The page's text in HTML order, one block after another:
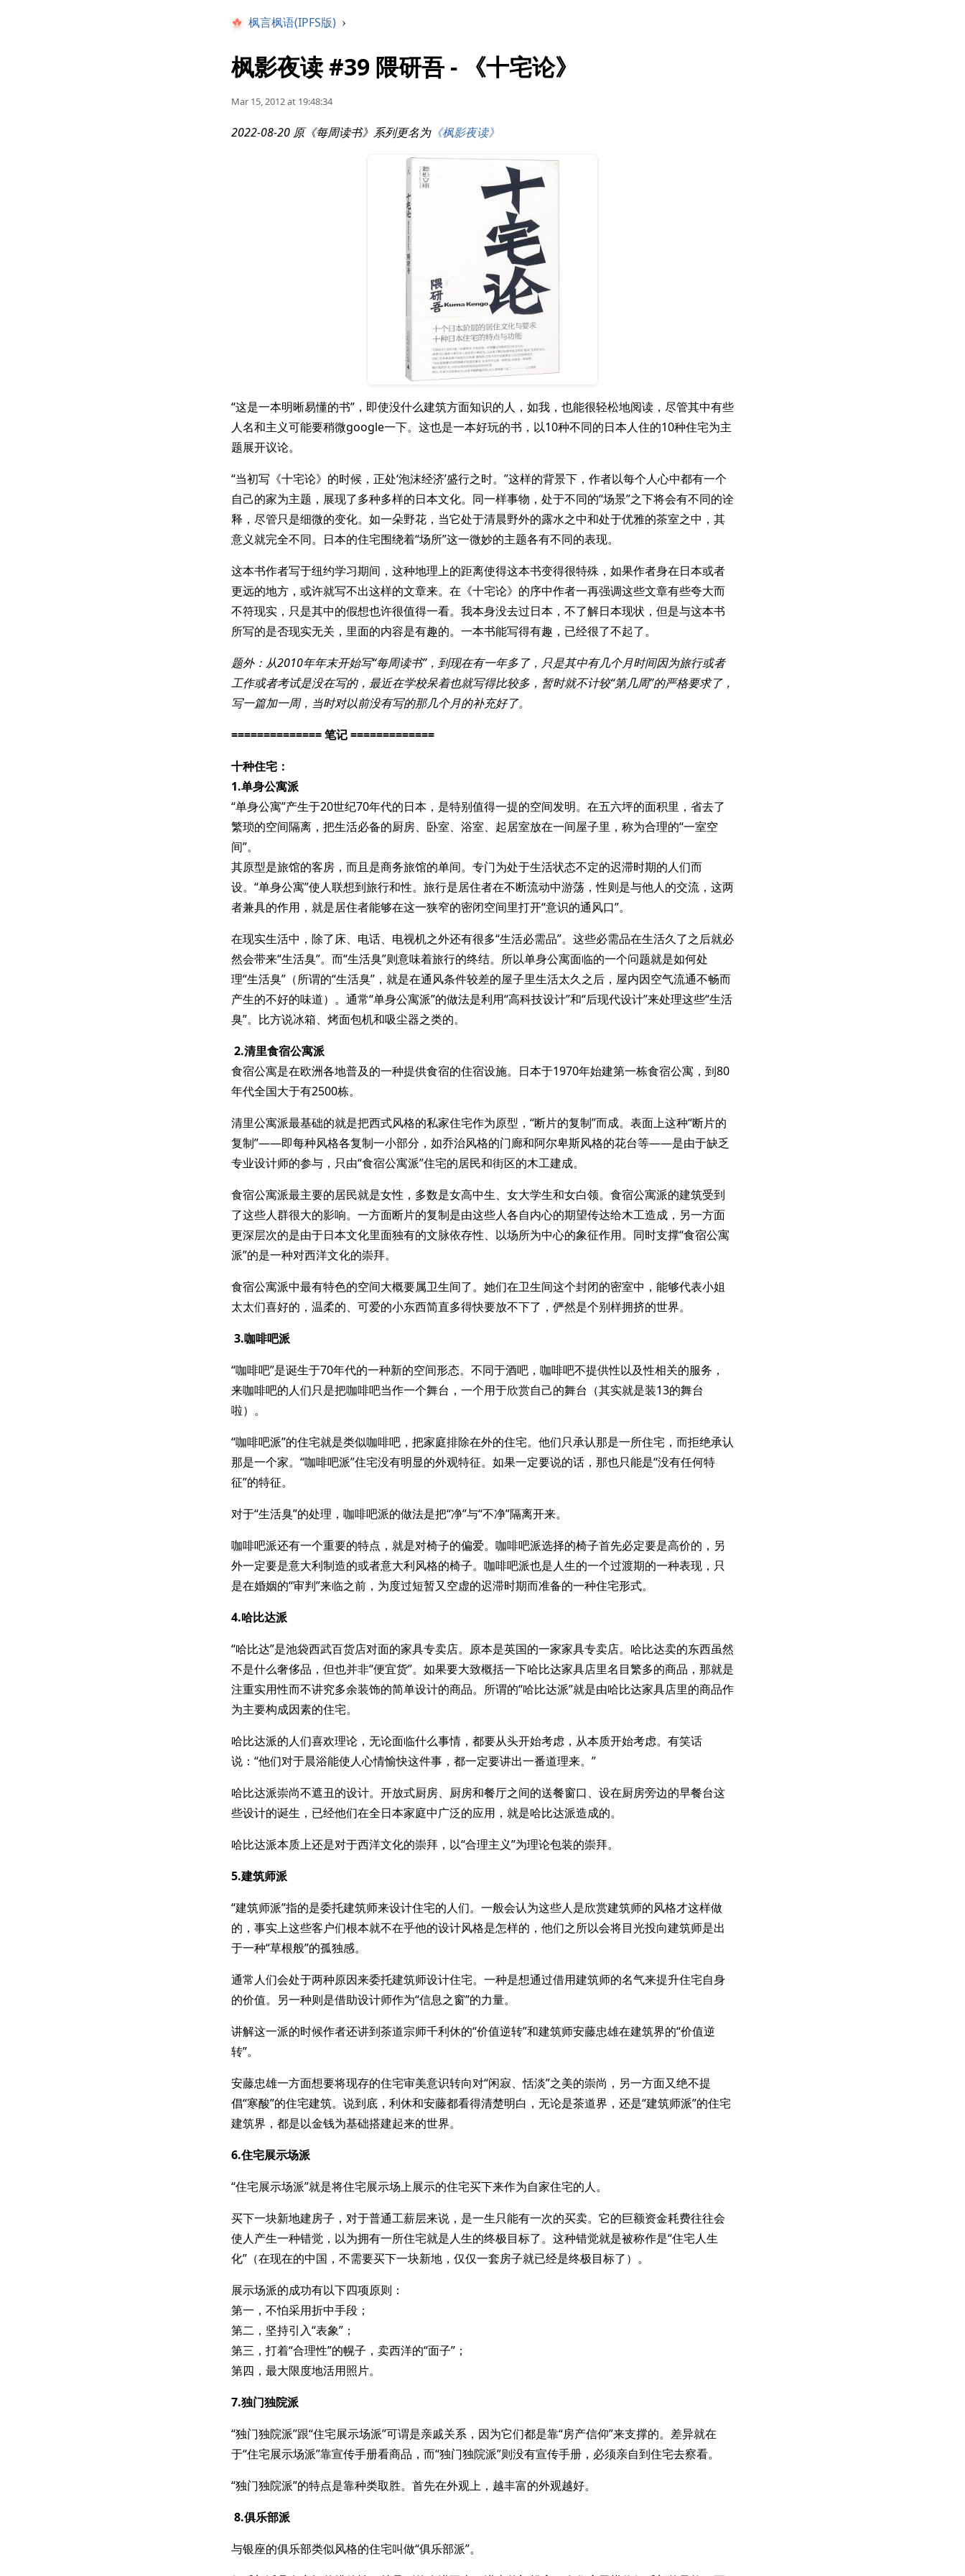
枫言枫语(IPFS版) ›
枫影夜读 #39 隈研吾 - 《十宅论》
Mar 15, 2012 at 19:48:34
2022-08-20 原《每周读书》系列更名为《枫影夜读》
“这是一本明晰易懂的书”，即使没什么建筑方面知识的人，如我，也能很轻松地阅读，尽管其中有些
人名和主义可能要稍微google一下。这也是一本好玩的书，以10种不同的日本人住的10种住宅为主
题展开议论。
“当初写《十宅论》的时候，正处‘泡沫经济’盛行之时。”这样的背景下，作者以每个人心中都有一个
自己的家为主题，展现了多种多样的日本文化。同一样事物，处于不同的“场景”之下将会有不同的诠
释，尽管只是细微的变化。如一朵野花，当它处于清晨野外的露水之中和处于优雅的茶室之中，其
意义就完全不同。日本的住宅围绕着“场所”这一微妙的主题各有不同的表现。
这本书作者写于纽约学习期间，这种地理上的距离使得这本书变得很特殊，如果作者身在日本或者
更远的地方，或许就写不出这样的文章来。在《十宅论》的序中作者一再强调这些文章有些夸大而
不符现实，只是其中的假想也许很值得一看。我本身没去过日本，不了解日本现状，但是与这本书
所写的是否现实无关，里面的内容是有趣的。一本书能写得有趣，已经很了不起了。
题外：从2010年年末开始写“每周读书”，到现在有一年多了，只是其中有几个月时间因为旅行或者
工作或者考试是没在写的，最近在学校呆着也就写得比较多，暂时就不计较“第几周”的严格要求了，
写一篇加一周，当时对以前没有写的那几个月的补充好了。
============== 笔记 =============
十种住宅：
1.单身公寓派
“单身公寓”产生于20世纪70年代的日本，是特别值得一提的空间发明。在五六坪的面积里，省去了
繁琐的空间隔离，把生活必备的厨房、卧室、浴室、起居室放在一间屋子里，称为合理的“一室空
间”。
其原型是旅馆的客房，而且是商务旅馆的单间。专门为处于生活状态不定的迟滞时期的人们而
设。“单身公寓”使人联想到旅行和性。旅行是居住者在不断流动中游荡，性则是与他人的交流，这两
者兼具的作用，就是居住者能够在这一狭窄的密闭空间里打开“意识的通风口”。
在现实生活中，除了床、电话、电视机之外还有很多“生活必需品”。这些必需品在生活久了之后就必
然会带来“生活臭”。而“生活臭”则意味着旅行的终结。所以单身公寓面临的一个问题就是如何处
理“生活臭”（所谓的“生活臭”，就是在通风条件较差的屋子里生活太久之后，屋内因空气流通不畅而
产生的不好的味道）。通常“单身公寓派”的做法是利用“高科技设计”和“后现代设计”来处理这些“生活
臭”。比方说冰箱、烤面包机和吸尘器之类的。
2.清里食宿公寓派
食宿公寓是在欧洲各地普及的一种提供食宿的住宿设施。日本于1970年始建第一栋食宿公寓，到80
年代全国大于有2500栋。
清里公寓派最基础的就是把西式风格的私家住宅作为原型，“断片的复制”而成。表面上这种“断片的
复制”——即每种风格各复制一小部分，如乔治风格的门廊和阿尔卑斯风格的花台等——是由于缺乏
专业设计师的参与，只由“食宿公寓派”住宅的居民和街区的木工建成。
食宿公寓派最主要的居民就是女性，多数是女高中生、女大学生和女白领。食宿公寓派的建筑受到
了这些人群很大的影响。一方面断片的复制是由这些人各自内心的期望传达给木工造成，另一方面
更深层次的是由于日本文化里面独有的文脉依存性、以场所为中心的象征作用。同时支撑“食宿公寓
派”的是一种对西洋文化的崇拜。
食宿公寓派中最有特色的空间大概要属卫生间了。她们在卫生间这个封闭的密室中，能够代表小姐
太太们喜好的，温柔的、可爱的小东西简直多得快要放不下了，俨然是个别样拥挤的世界。
3.咖啡吧派
“咖啡吧”是诞生于70年代的一种新的空间形态。不同于酒吧，咖啡吧不提供性以及性相关的服务，
来咖啡吧的人们只是把咖啡吧当作一个舞台，一个用于欣赏自己的舞台（其实就是装13的舞台
啦）。
“咖啡吧派”的住宅就是类似咖啡吧，把家庭排除在外的住宅。他们只承认那是一所住宅，而拒绝承认
那是一个家。“咖啡吧派”住宅没有明显的外观特征。如果一定要说的话，那也只能是“没有任何特
征”的特征。
对于“生活臭”的处理，咖啡吧派的做法是把“净”与“不净”隔离开来。
咖啡吧派还有一个重要的特点，就是对椅子的偏爱。咖啡吧派选择的椅子首先必定要是高价的，另
外一定要是意大利制造的或者意大利风格的椅子。咖啡吧派也是人生的一个过渡期的一种表现，只
是在婚姻的“审判”来临之前，为度过短暂又空虚的迟滞时期而准备的一种住宅形式。
4.哈比达派
“哈比达”是池袋西武百货店对面的家具专卖店。原本是英国的一家家具专卖店。哈比达卖的东西虽然
不是什么奢侈品，但也并非“便宜货”。如果要大致概括一下哈比达家具店里名目繁多的商品，那就是
注重实用性而不讲究多余装饰的简单设计的商品。所谓的“哈比达派”就是由哈比达家具店里的商品作
为主要构成因素的住宅。
哈比达派的人们喜欢理论，无论面临什么事情，都要从头开始考虑，从本质开始考虑。有笑话
说：“他们对于晨浴能使人心情愉快这件事，都一定要讲出一番道理来。”
哈比达派崇尚不遮丑的设计。开放式厨房、厨房和餐厅之间的送餐窗口、设在厨房旁边的早餐台这
些设计的诞生，已经他们在全日本家庭中广泛的应用，就是哈比达派造成的。
哈比达派本质上还是对于西洋文化的崇拜，以“合理主义”为理论包装的崇拜。
5.建筑师派
“建筑师派”指的是委托建筑师来设计住宅的人们。一般会认为这些人是欣赏建筑师的风格才这样做
的，事实上这些客户们根本就不在乎他的设计风格是怎样的，他们之所以会将目光投向建筑师是出
于一种“草根般”的孤独感。
通常人们会处于两种原因来委托建筑师设计住宅。一种是想通过借用建筑师的名气来提升住宅自身
的价值。另一种则是借助设计师作为“信息之窗”的力量。
讲解这一派的时候作者还讲到茶道宗师千利休的“价值逆转”和建筑师安藤忠雄在建筑界的“价值逆
转”。
安藤忠雄一方面想要将现存的住宅审美意识转向对“闲寂、恬淡”之美的崇尚，另一方面又绝不提
倡“寒酸”的住宅建筑。说到底，利休和安藤都看得清楚明白，无论是茶道界，还是“建筑师派”的住宅
建筑界，都是以金钱为基础搭建起来的世界。
6.住宅展示场派
“住宅展示场派”就是将住宅展示场上展示的住宅买下来作为自家住宅的人。
买下一块新地建房子，对于普通工薪层来说，是一生只能有一次的买卖。它的巨额资金耗费往往会
使人产生一种错觉，以为拥有一所住宅就是人生的终极目标了。这种错觉就是被称作是“住宅人生
化”（在现在的中国，不需要买下一块新地，仅仅一套房子就已经是终极目标了）。
展示场派的成功有以下四项原则：
第一，不怕采用折中手段；
第二，坚持引入“表象”；
第三，打着“合理性”的幌子，卖西洋的“面子”；
第四，最大限度地活用照片。
7.独门独院派
“独门独院派”跟“住宅展示场派”可谓是亲戚关系，因为它们都是靠“房产信仰”来支撑的。差异就在
于“住宅展示场派”靠宣传手册看商品，而“独门独院派”则没有宣传手册，必须亲自到住宅去察看。
“独门独院派”的特点是靠种类取胜。首先在外观上，越丰富的外观越好。
8.俱乐部派
与银座的俱乐部类似风格的住宅叫做“俱乐部派”。